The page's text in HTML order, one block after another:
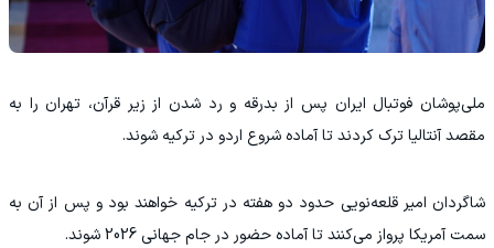
ملی‌پوشان فوتبال ایران پس از بدرقه و رد شدن از زیر قرآن، تهران را به
مقصد آنتالیا ترک کردند تا آماده شروع اردو در ترکیه شوند.
شاگردان امیر قلعه‌نویی حدود دو هفته در ترکیه خواهند بود و پس از آن به
سمت آمریکا پرواز می‌کنند تا آماده حضور در جام جهانی 2026 شوند.